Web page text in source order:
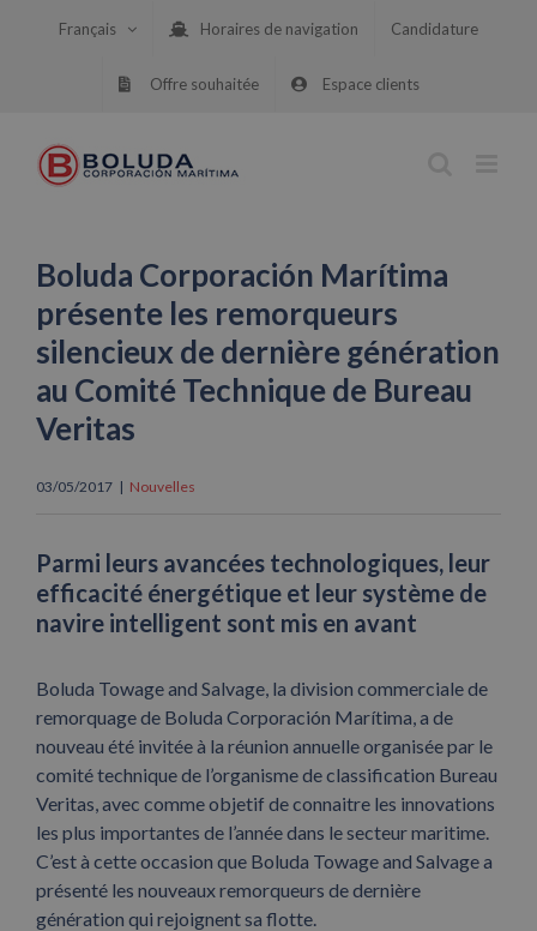
Français Horaires de navigation Candidature
Offre souhaitée Espace clients
Boluda Corporación Marítima
présente les remorqueurs
silencieux de dernière génération
au Comité Technique de Bureau
Veritas
03/05/2017 | Nouvelles
Parmi leurs avancées technologiques, leur
efficacité énergétique et leur système de
navire intelligent sont mis en avant
Boluda Towage and Salvage, la division commerciale de
remorquage de Boluda Corporación Marítima, a de
nouveau été invitée à la réunion annuelle organisée par le
comité technique de l’organisme de classification Bureau
Veritas, avec comme objetif de connaitre les innovations
les plus importantes de l’année dans le secteur maritime.
C’est à cette occasion que Boluda Towage and Salvage a
présenté les nouveaux remorqueurs de dernière
génération qui rejoignent sa flotte.